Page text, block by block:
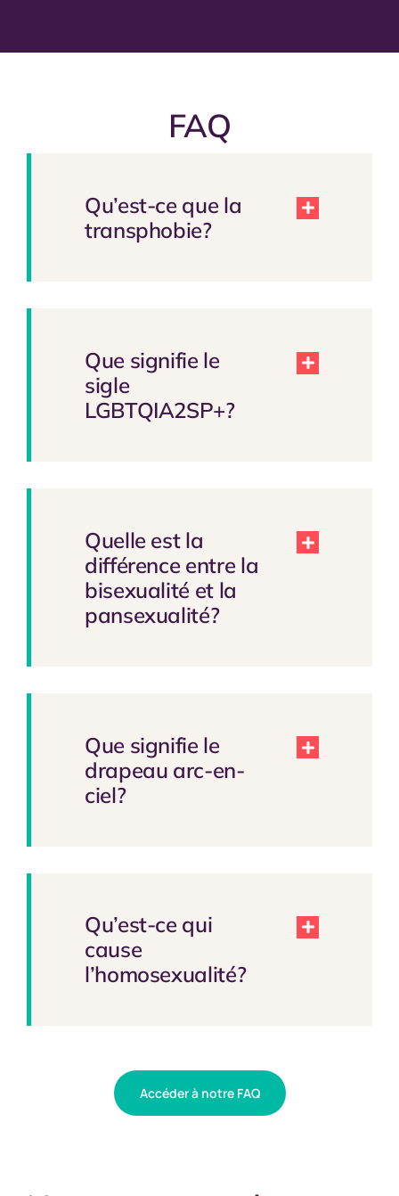
FAQ
Qu’est-ce que la
transphobie?
Que signifie le
sigle
LGBTQIA2SP+?
Quelle est la
différence entre la
bisexualité et la
pansexualité?
Que signifie le
drapeau arc-en-
ciel?
Qu’est-ce qui
cause
l’homosexualité?
Accéder à notre FAQ